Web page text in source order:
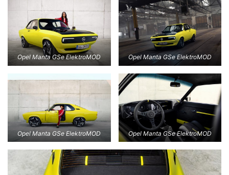
Opel Manta GSe ElektroMOD Opel Manta GSe ElektroMOD
Opel Manta GSe ElektroMOD Opel Manta GSe ElektroMOD